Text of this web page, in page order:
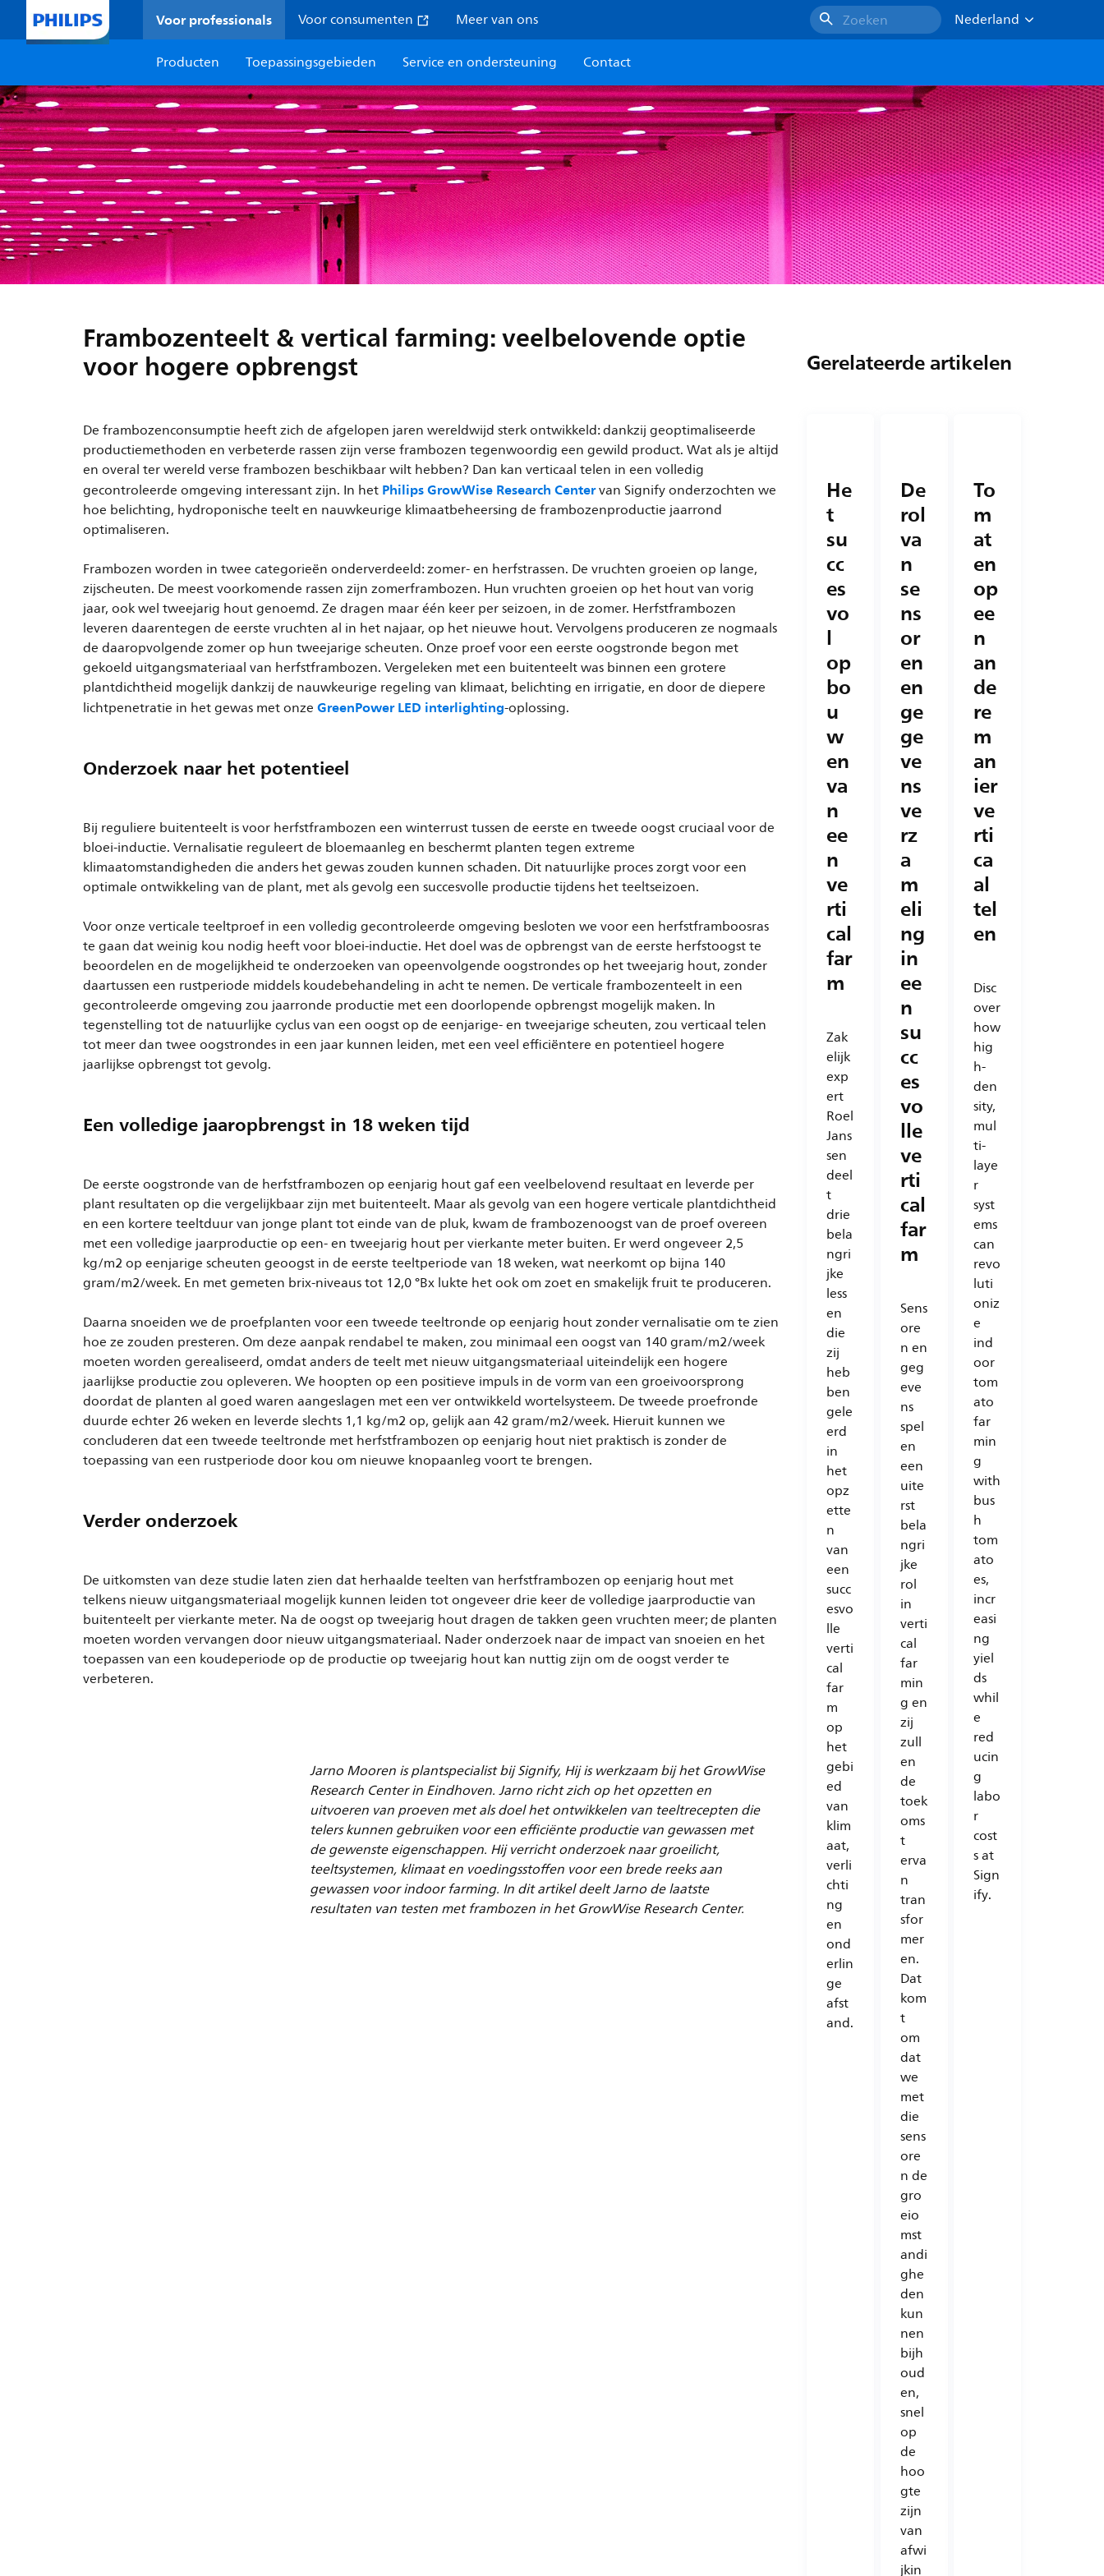
Voor professionals Voor consumenten Meer van ons Zoeken
Nederland
Producten
Toepassingsgebieden Service en ondersteuning Contact
Frambozenteelt & vertical farming: veelbelovende optie
voor hogere opbrengst
De frambozenconsumptie heeft zich de afgelopen jaren wereldwijd sterk ontwikkeld: dankzij geoptimaliseerde
productiemethoden en verbeterde rassen zijn verse frambozen tegenwoordig een gewild product. Wat als je altijd
en overal ter wereld verse frambozen beschikbaar wilt hebben? Dan kan verticaal telen in een volledig
gecontroleerde omgeving interessant zijn. In hetPhilips GrowWise Research Centervan Signify onderzochten we
hoe belichting, hydroponische teelt en nauwkeurige klimaatbeheersing de frambozenproductie jaarrond
optimaliseren.
Frambozen worden in twee categorieën onderverdeeld: zomer- en herfstrassen. De vruchten groeien op lange,
zijscheuten. De meest voorkomende rassen zijn zomerframbozen. Hun vruchten groeien op het hout van vorig
jaar, ook wel tweejarig hout genoemd. Ze dragen maar één keer per seizoen, in de zomer. Herfstframbozen
leveren daarentegen de eerste vruchten al in het najaar, op het nieuwe hout. Vervolgens produceren ze nogmaals
de daaropvolgende zomer op hun tweejarige scheuten. Onze proef voor een eerste oogstronde begon met
gekoeld uitgangsmateriaal van herfstframbozen. Vergeleken met een buitenteelt was binnen een grotere
plantdichtheid mogelijk dankzij de nauwkeurige regeling van klimaat, belichting en irrigatie, en door de diepere
lichtpenetratie in het gewas met onzeGreenPower LED interlighting-oplossing.
Onderzoek naar het potentieel
Bij reguliere buitenteelt is voor herfstframbozen een winterrust tussen de eerste en tweede oogst cruciaal voor de
bloei-inductie. Vernalisatie reguleert de bloemaanleg en beschermt planten tegen extreme
klimaatomstandigheden die anders het gewas zouden kunnen schaden. Dit natuurlijke proces zorgt voor een
optimale ontwikkeling van de plant, met als gevolg een succesvolle productie tijdens het teeltseizoen.
Voor onze verticale teeltproef in een volledig gecontroleerde omgeving besloten we voor een herfstframboosras
te gaan dat weinig kou nodig heeft voor bloei-inductie. Het doel was de opbrengst van de eerste herfstoogst te
beoordelen en de mogelijkheid te onderzoeken van opeenvolgende oogstrondes op het tweejarig hout, zonder
daartussen een rustperiode middels koudebehandeling in acht te nemen. De verticale frambozenteelt in een
gecontroleerde omgeving zou jaarronde productie met een doorlopende opbrengst mogelijk maken. In
tegenstelling tot de natuurlijke cyclus van een oogst op de eenjarige- en tweejarige scheuten, zou verticaal telen
tot meer dan twee oogstrondes in een jaar kunnen leiden, met een veel efficiëntere en potentieel hogere
jaarlijkse opbrengst tot gevolg.
Een volledige jaaropbrengst in 18 weken tijd
De eerste oogstronde van de herfstframbozen op eenjarig hout gaf een veelbelovend resultaat en leverde per
plant resultaten op die vergelijkbaar zijn met buitenteelt. Maar als gevolg van een hogere verticale plantdichtheid
en een kortere teeltduur van jonge plant tot einde van de pluk, kwam de frambozenoogst van de proef overeen
met een volledige jaarproductie op een- en tweejarig hout per vierkante meter buiten. Er werd ongeveer 2,5
kg/m2 op eenjarige scheuten geoogst in de eerste teeltperiode van 18 weken, wat neerkomt op bijna 140
gram/m2/week. En met gemeten brix-niveaus tot 12,0 °Bx lukte het ook om zoet en smakelijk fruit te produceren.
Daarna snoeiden we de proefplanten voor een tweede teeltronde op eenjarig hout zonder vernalisatie om te zien
hoe ze zouden presteren. Om deze aanpak rendabel te maken, zou minimaal een oogst van 140 gram/m2/week
moeten worden gerealiseerd, omdat anders de teelt met nieuw uitgangsmateriaal uiteindelijk een hogere
jaarlijkse productie zou opleveren. We hoopten op een positieve impuls in de vorm van een groeivoorsprong
doordat de planten al goed waren aangeslagen met een ver ontwikkeld wortelsysteem. De tweede proefronde
duurde echter 26 weken en leverde slechts 1,1 kg/m2 op, gelijk aan 42 gram/m2/week. Hieruit kunnen we
concluderen dat een tweede teeltronde met herfstframbozen op eenjarig hout niet praktisch is zonder de
toepassing van een rustperiode door kou om nieuwe knopaanleg voort te brengen.
Verder onderzoek
De uitkomsten van deze studie laten zien dat herhaalde teelten van herfstframbozen op eenjarig hout met
telkens nieuw uitgangsmateriaal mogelijk kunnen leiden tot ongeveer drie keer de volledige jaarproductie van
buitenteelt per vierkante meter. Na de oogst op tweejarig hout dragen de takken geen vruchten meer; de planten
moeten worden vervangen door nieuw uitgangsmateriaal. Nader onderzoek naar de impact van snoeien en het
toepassen van een koudeperiode op de productie op tweejarig hout kan nuttig zijn om de oogst verder te
verbeteren.
Jarno Mooren is plantspecialist bij Signify, Hij is werkzaam bij het GrowWise
Research Center in Eindhoven. Jarno richt zich op het opzetten en
uitvoeren van proeven met als doel het ontwikkelen van teeltrecepten die
telers kunnen gebruiken voor een efficiënte productie van gewassen met
de gewenste eigenschappen. Hij verricht onderzoek naar groeilicht,
teeltsystemen, klimaat en voedingsstoffen voor een brede reeks aan
gewassen voor indoor farming. In dit artikel deelt Jarno de laatste
resultaten van testen met frambozen in het GrowWise Research Center.
Gerelateerde artikelen
He
t
su
cc
es
vo
l
op
bo
u
w
en
va
n
ee
n
ve
rti
cal
far
m
Zak
elijk
exp
ert
Roel
Jans
sen
deel
t
drie
bela
ngri
jke
less
en
die
zij
heb
ben
gele
erd
in
het
opz
ette
n
van
een
succ
esvo
lle
verti
cal
far
m
op
het
gebi
ed
van
klim
aat,
verli
chti
ng
en
ond
erlin
ge
afst
and.
De
rol
va
n
se
ns
or
en
en
ge
ge
ve
ns
ve
rz
a
m
eli
ng
in
ee
n
su
cc
es
vo
lle
ve
rti
cal
far
m
Sens
ore
n en
geg
eve
ns
spel
en
een
uite
rst
bela
ngri
jke
rol
in
verti
cal
far
min
g en
zij
zull
en
de
toek
oms
t
erva
n
tran
sfor
mer
en.
Dat
kom
t
om
dat
we
met
die
sens
ore
n de
gro
eio
mst
andi
ghe
den
kun
nen
bijh
oud
en,
snel
op
de
hoo
gte
zijn
van
afwi
jkin
To
m
at
en
op
ee
n
an
de
re
m
an
ier
ve
rti
ca
al
tel
en
Disc
over
how
hig
h-
den
sity,
mul
ti-
laye
r
syst
ems
can
revo
luti
oniz
e
ind
oor
tom
ato
far
min
g
with
bus
h
tom
ato
es,
incr
easi
ng
yiel
ds
whil
e
red
ucin
g
labo
r
cost
s at
Sign
ify.